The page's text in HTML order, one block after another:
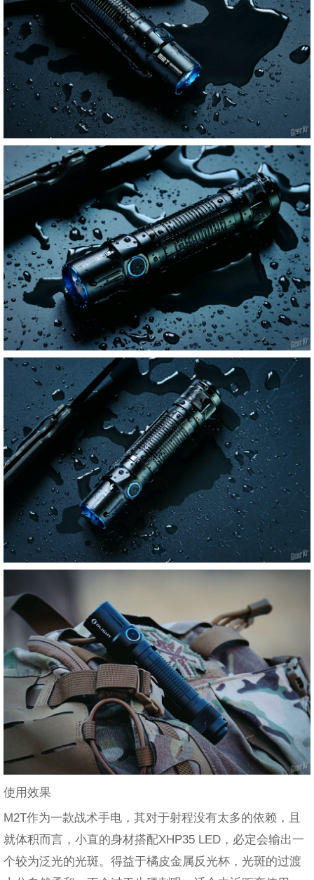
使用效果
M2T作为一款战术手电，其对于射程没有太多的依赖，且
就体积而言，小直的身材搭配XHP35 LED，必定会输出一
个较为泛光的光斑。得益于橘皮金属反光杯，光斑的过渡